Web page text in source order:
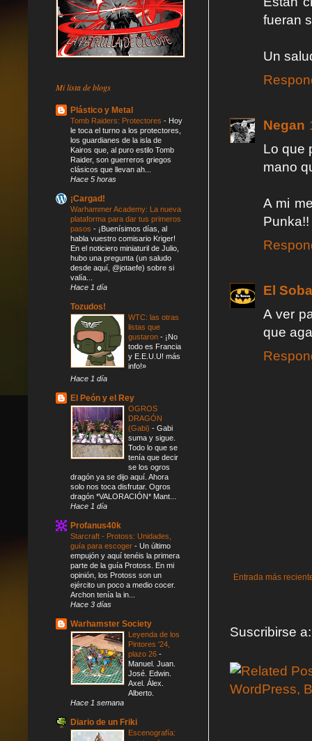
fueran
Un
Negan
Lo que
mano
A mi
Punka!!
El
A ver
que
Entrada más
Suscribirse
Mi lista de blogs
Plástico y Metal
Tomb Raiders: Protectores - Hoy
le toca el turno a los protectores,
los guardianes de la isla de
Kairos que, al puro estilo Tomb
Raider, son guerreros griegos
clásicos que llevan ah...
Hace 5 horas
¡Cargad!
Warhammer Academy: La nueva
plataforma para dar tus primeros
pasos - ¡Buenísimos días, al
habla vuestro comisario Kriger!
En el noticiero miniaturil de Julio,
hubo una pregunta (un saludo
desde aquí, @jotaefe) sobre si
valía...
Hace 1 día
Tozudos!
WTC: las otras
listas que
gustaron - ¡No
todo es Francia
y E.E.U.U! más
info!»
Hace 1 día
El Peón y el Rey
OGROS
DRAGÓN
(Gabi) - Gabi
suma y sigue.
Todo lo que se
tenía que decir
se los ogros
dragón ya se dijo aquí. Ahora
solo nos toca disfrutar. Ogros
dragón *VALORACIÓN* Mant...
Hace 1 día
Profanus40k
Starcraft - Protoss: Unidades,
guía para escoger - Un último
empujón y aquí tenéis la primera
parte de la guía Protoss. En mi
opinión, los Protoss son un
ejército un poco a medio cocer.
Archon tenía la in...
Hace 3 días
Warhamster Society
Leyenda de los
Pintores '24,
plazo 26 -
Manuel. Juan.
José. Edwin.
Axel. Álex.
Alberto.
Hace 1 semana
Diario de un Friki
Escenografía: